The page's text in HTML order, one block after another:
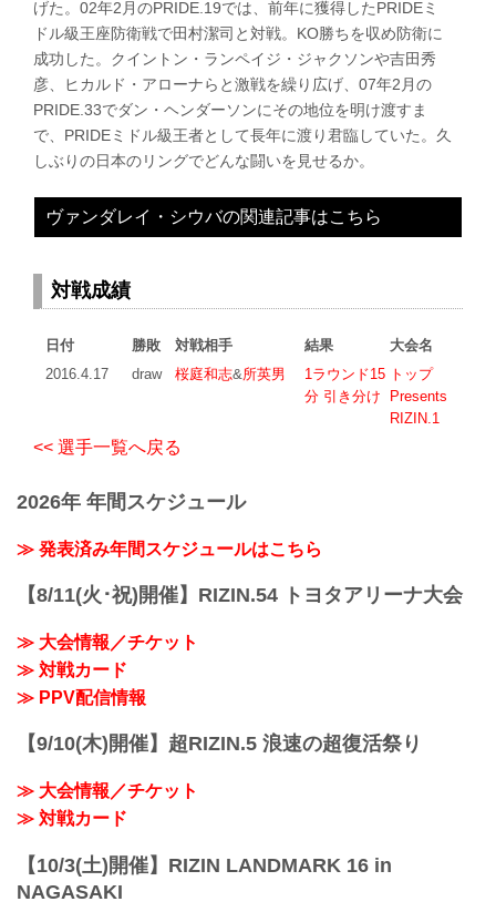
げた。02年2月のPRIDE.19では、前年に獲得したPRIDEミ
ドル級王座防衛戦で田村潔司と対戦。KO勝ちを収め防衛に
成功した。クイントン・ランペイジ・ジャクソンや吉田秀
彦、ヒカルド・アローナらと激戦を繰り広げ、07年2月の
PRIDE.33でダン・ヘンダーソンにその地位を明け渡すま
で、PRIDEミドル級王者として長年に渡り君臨していた。久
しぶりの日本のリングでどんな闘いを見せるか。
ヴァンダレイ・シウバの関連記事はこちら
対戦成績
日付 勝敗 対戦相手 結果
大会名
2016.4.17
draw 桜庭和志&所英男
1ラウンド15
分 引き分け
トップ
Presents
RIZIN.1
<< 選手一覧へ戻る
2026年 年間スケジュール
≫ 発表済み年間スケジュールはこちら
【8/11(火･祝)開催】RIZIN.54 トヨタアリーナ大会
≫ 大会情報／チケット
≫ 対戦カード
≫ PPV配信情報
【9/10(木)開催】超RIZIN.5 浪速の超復活祭り
≫ 大会情報／チケット
≫ 対戦カード
【10/3(土)開催】RIZIN LANDMARK 16 in
NAGASAKI